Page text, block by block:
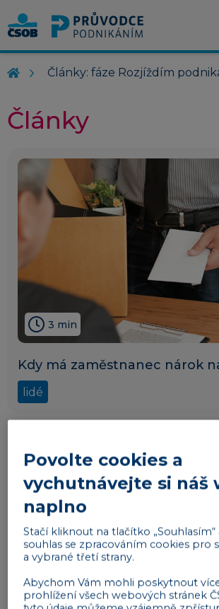
Články: fáze Rozjíždím
Články
3 min
Kdy má zaměstnanec nárok
lidé
4 min
Povolte cookies a
vychutnávejte si náš
naplno
Stačí kliknout na tlačítko „Souhlasím“
souhlas se zpracováním cookies pro
a vybrané třetí strany.
Abychom Vám mohli poskytnout
prohlížení všech webových stránek